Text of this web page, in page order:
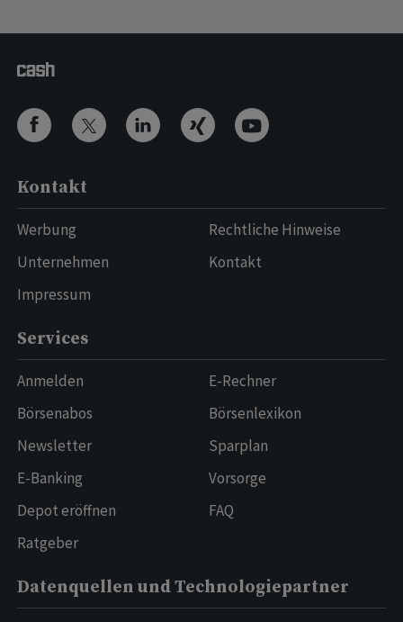
Kontakt
Werbung
Unternehmen
Impressum
Rechtliche Hinweise
Kontakt
Services
Anmelden
Börsenabos
Newsletter
E-Banking
Depot eröffnen
Ratgeber
E-Rechner
Börsenlexikon
Sparplan
Vorsorge
FAQ
Datenquellen und Technologiepartner